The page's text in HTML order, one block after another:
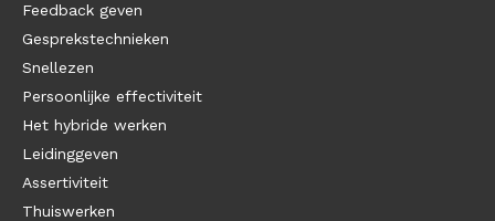
Feedback geven
Gesprekstechnieken
Snellezen
Persoonlijke effectiviteit
Het hybride werken
Leidinggeven
Assertiviteit
Thuiswerken